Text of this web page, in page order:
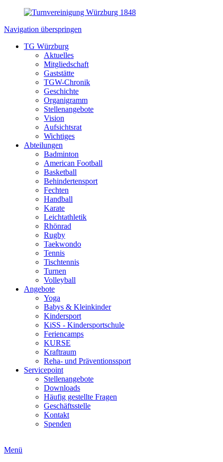
Navigation überspringen
TG Würzburg
Aktuelles
Mitgliedschaft
Gaststätte
TGW-Chronik
Geschichte
Organigramm
Stellenangebote
Vision
Aufsichtsrat
Wichtiges
Abteilungen
Badminton
American Football
Basketball
Behindertensport
Fechten
Handball
Karate
Leichtathletik
Rhönrad
Rugby
Taekwondo
Tennis
Tischtennis
Turnen
Volleyball
Angebote
Yoga
Babys & Kleinkinder
Kindersport
KiSS - Kindersportschule
Feriencamps
KURSE
Kraftraum
Reha- und Präventionssport
Servicepoint
Stellenangebote
Downloads
Häufig gestellte Fragen
Geschäftsstelle
Kontakt
Spenden
Menü